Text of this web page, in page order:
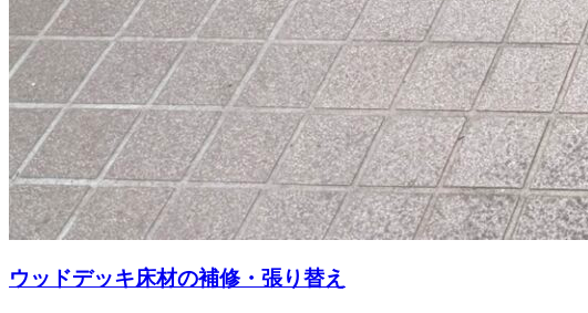
ウッドデッキ床材の補修・張り替え